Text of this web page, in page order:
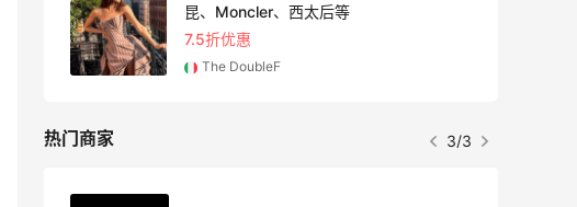
昆、Moncler、西太后等
7.5折优惠
The DoubleF
热门商家 3/3